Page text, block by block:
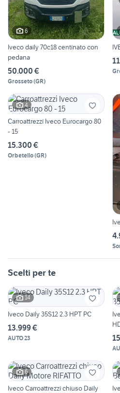
6
Iveco daily 70c18 centinato con
pedana
50.000 €
Grosseto(GR)
4
Carroattrezzi Iveco Eurocargo 80
- 15
15.300 €
Orbetello(GR)
Scelti per te
14
Iveco Daily 35S12 2.3 HPT PC
13.999 €
AUTO 23
6
Iveco Carroattrezzi chiuso Daily